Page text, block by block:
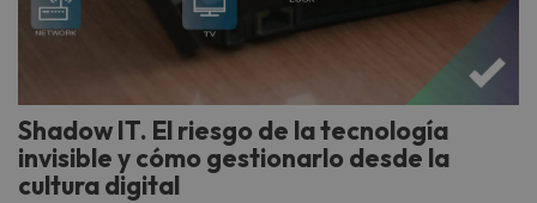
Shadow IT. El riesgo de la tecnología
invisible y cómo gestionarlo desde la
cultura digital